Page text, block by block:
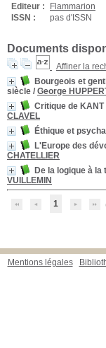
Editeur :
Flammarion
ISSN :
pas d'ISSN
Documents
Affiner la
Bourgeois et
siècle / George
Critique de KANT
CLAVEL
Éthique et
L'Europe des
CHATELLIER
De la logique à
VUILLEMIN
1
Mentions légales